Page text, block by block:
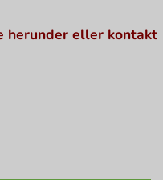
herunder eller kontakt